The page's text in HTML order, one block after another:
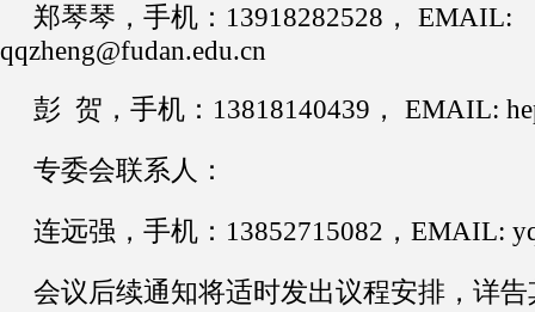
郑琴琴 ， 手机 ：13918282528， EMAIL:
qqzheng@fudan.edu.cn
彭 贺 ， 手机 ： 13818140439 ， EMAIL:
专委会联系人 ：
连远强 ， 手机 ： 13852715082，EMAIL:
会议后续通知将适时发出议程安排 ， 详告